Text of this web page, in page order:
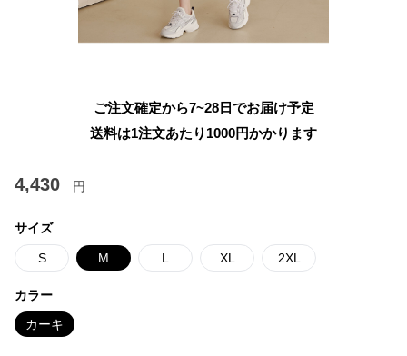
ご注文確定から7~28日でお届け予定
送料は1注文あたり 1000円かかります
4,430 円
サイズ
S M L XL 2XL
カラー
カーキ